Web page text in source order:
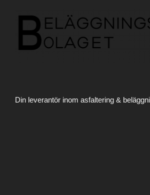
Din leverantör inom asfaltering &